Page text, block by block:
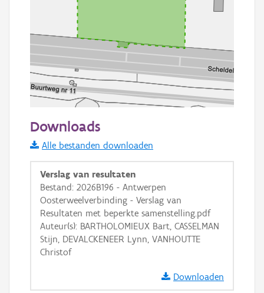
Informatie Vlaanderen
i
+ −
Downloads
Alle bestanden downloaden
Verslag van resultaten
Bestand: 2026B196 - Antwerpen
Oosterweelverbinding - Verslag van
Resultaten met beperkte samenstelling.pdf
Auteur(s): BARTHOLOMIEUX Bart, CASSELMAN
Stijn, DEVALCKENEER Lynn, VANHOUTTE
Christof
Downloaden